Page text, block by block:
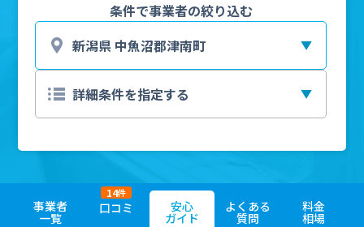
条件で事業者の絞り込む
事業者
一覧
口コミ
14件
安心
ガイド
よくある
質問
料金
相場